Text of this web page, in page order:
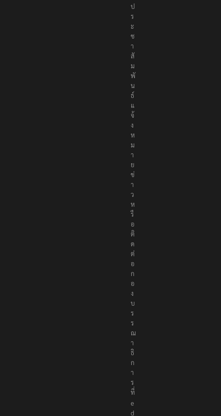
ป
ร
ะ
ช
า
สั
ม
พั
น
ธ์
แ
จ้
ง
ห
ม
า
ย
ข่
า
ว
ห
รื
อ
ติ
ด
ต่
อ
ก
อ
ง
บ
ร
ร
ณ
า
ธิ
ก
า
ร
ที่
e
d